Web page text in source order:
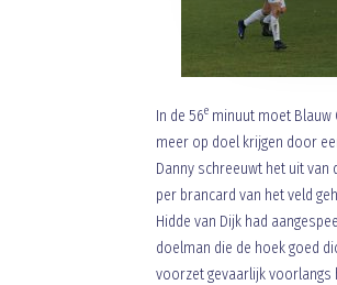
In de 56e minuut moet Blauw
meer op doel krijgen door
Danny schreeuwt het uit
per brancard van het veld
Hidde van Dijk had
doelman die de hoek goed
voorzet gevaarlijk voorlangs